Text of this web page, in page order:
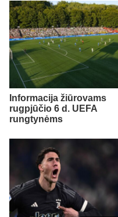
Informacija žiūrovams
rugpjūčio 6 d. UEFA
rungtynėms